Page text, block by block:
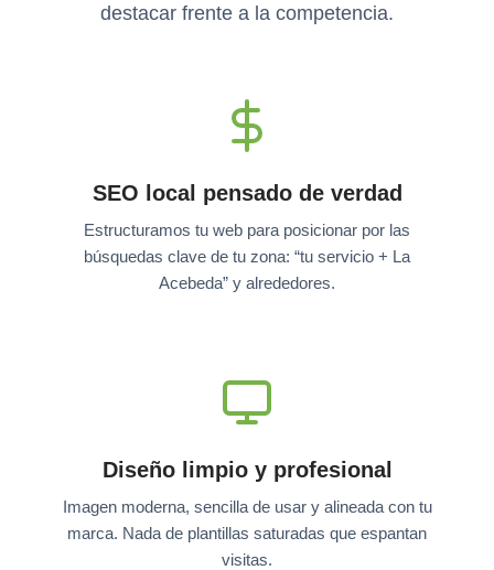
destacar frente a la competencia.
SEO local pensado de verdad
Estructuramos tu web para posicionar por las
búsquedas clave de tu zona: “tu servicio + La
Acebeda” y alrededores.
Diseño limpio y profesional
Imagen moderna, sencilla de usar y alineada con tu
marca. Nada de plantillas saturadas que espantan
visitas.